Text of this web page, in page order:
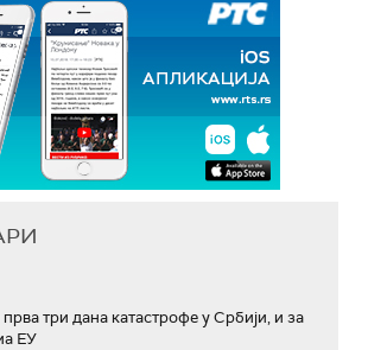
три дана катастрофе у Србији, и за
ЕУ